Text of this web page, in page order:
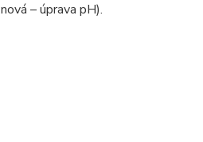
– úprava pH).